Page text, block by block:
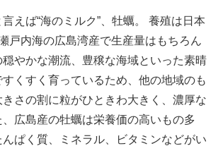
えば“海のミルク”、牡蠣。 養殖は日本
戸内海の広島湾産で生産量はもちろん
穏やかな潮流、豊穣な海域といった素晴
くすく育っているため、他の地域のも
さの割に粒がひときわ大きく、濃厚な
広島産の牡蠣は栄養価の高いもの多
んぱく質、ミネラル、ビタミンなどがい